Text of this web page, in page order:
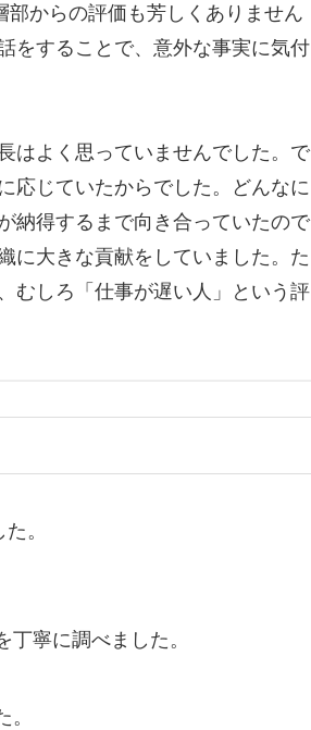
からの評価も芳しくありません
をすることで、意外な事実に気付
はよく思っていませんでした。で
応じていたからでした。どんなに
納得するまで向き合っていたので
に大きな貢献をしていました。た
むしろ「仕事が遅い人」という評
。
寧に調べました。